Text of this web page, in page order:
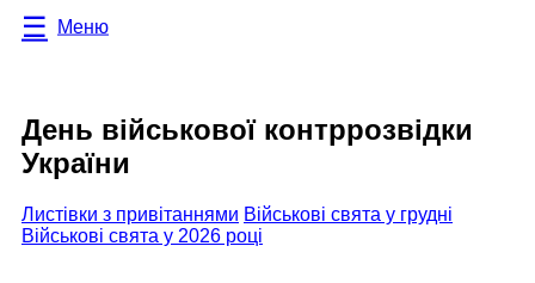
Меню
День військової контррозвідки
України
Листівки з привітаннями Військові свята у грудні
Військові свята у 2026 році